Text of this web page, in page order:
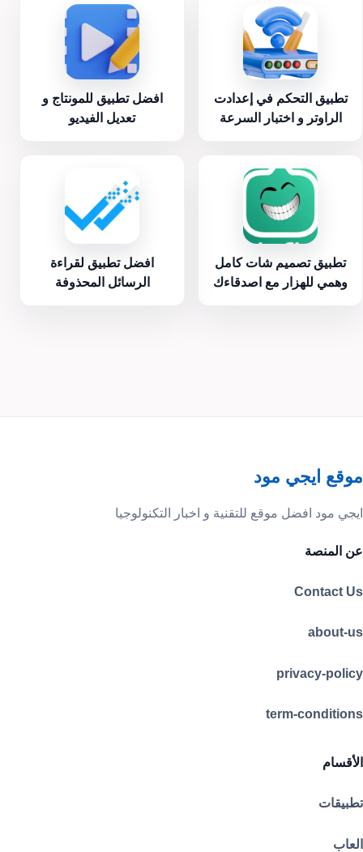
تطبيق التحكم في إعدادت
الراوتر و اختبار السرعة
افضل تطبيق للمونتاج و
تعديل الفيديو
تطبيق تصميم شات كامل
وهمي للهزار مع اصدقاءك
افضل تطبيق لقراءة
الرسائل المحذوفة
موقع ايجي مود
ايجي مود افضل موقع للتقنية و اخبار التكنولوجيا
عن المنصة
Contact Us
about-us
privacy-policy
term-conditions
الأقسام
تطبيقات
العاب